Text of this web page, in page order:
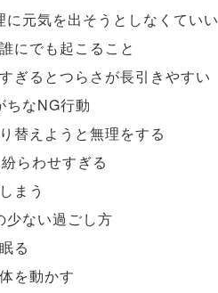
元気を出そうとしなくていい
にでも起こること
ぎるとつらさが長引きやすい
ちなNG行動
替えようと無理をする
らわせすぎる
まう
少ない過ごし方
る
を動かす